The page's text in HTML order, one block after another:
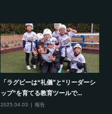
「ラグビーは“礼儀”と“リーダーシ
ップ”を育てる教育ツールで...
2025.04.03 報告